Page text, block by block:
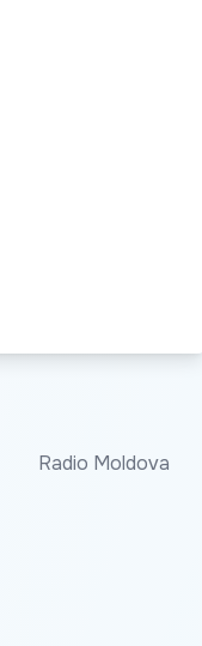
Radio Moldova